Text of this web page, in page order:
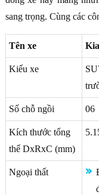
sang trọng. Cùng các
Tên xe
Kiểu xe
Số chỗ ngồi 06
Kích thước tổng
thể DxRxC (mm)
Ngoại thất